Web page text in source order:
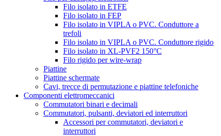
Filo isolato in ETFE
Filo isolato in FEP
Filo isolato in VIPLA o PVC. Conduttore a
trefoli
Filo isolato in VIPLA o PVC. Conduttore rigido
Filo isolato in XL-PVF2 150°C
Filo rigido per wire-wrap
Piattine
Piattine schermate
Cavi, trecce di permutazione e piattine telefoniche
Componenti elettromeccanici
Commutatori binari e decimali
Commutatori, pulsanti, deviatori ed interruttori
Accessori per commutatori, deviatori e
interruttori